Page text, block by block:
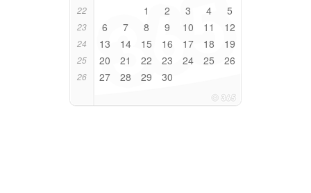
22 1 2 3 4 5
23 6 7 8 9 10 11 12
24 13 14 15 16 17 18 19
25 20 21 22 23 24 25 26
26 27 28 29 30